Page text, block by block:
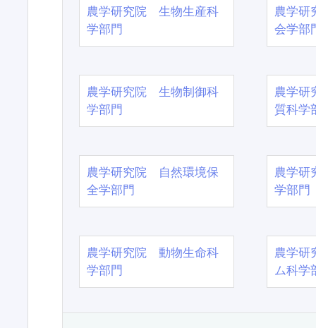
農学研究院 生物生産科
学部門
農学
会学部
農学研究院 生物制御科
学部門
農学
質科学
農学研究院 自然環境保
全学部門
農学
学部門
農学研究院 動物生命科
学部門
農学
ム科学